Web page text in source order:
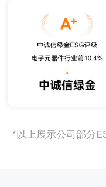
*以上展示公司部分